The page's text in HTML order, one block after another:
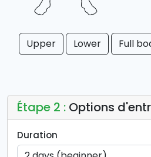
Upper Lower Full
Étape 2 : Options
Duration